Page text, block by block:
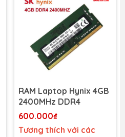
gian bảo hành
RAM Laptop Hynix 4GB
2400MHz DDR4
600.000₫
Tương thích với các